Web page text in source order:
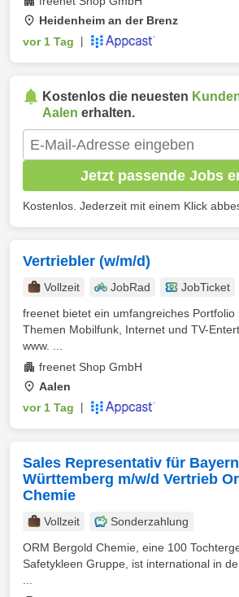
Heidenheim an der Brenz
vor 1 Tag
Kostenlos die neuesten
Aalen erhalten.
Jetzt passende Jobs
Kostenlos. Jederzeit mit einem Klick
Vertriebler (w/m/d)
Vollzeit JobRad
JobTicket
freenet bietet ein umfangreiches Portfolio
Themen Mobilfunk, Internet und TV-
www. ...
freenet Shop GmbH
Aalen
vor 1 Tag
Sales Representativ für
Württemberg m/w/d Vertrieb
Chemie
Vollzeit
Sonderzahlung
ORM Bergold Chemie, eine 100
Safetykleen Gruppe, ist international in